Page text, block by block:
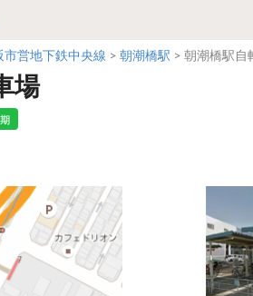
市営地下鉄中央線 朝潮橋駅 朝潮橋駅自
場